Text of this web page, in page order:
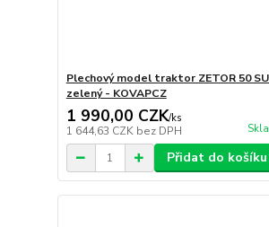
Plechový model traktor ZETOR 50
zelený - KOVAPCZ
1 990,00 CZK/ks
1 644,63 CZK bez DPH
Přidat do košíku